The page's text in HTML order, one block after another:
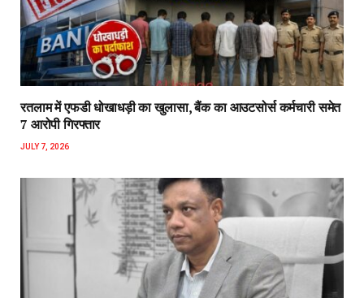
रतलाम में एफडी धोखाधड़ी का खुलासा, बैंक का आउटसोर्स कर्मचारी समेत
7 आरोपी गिरफ्तार
JULY 7, 2026